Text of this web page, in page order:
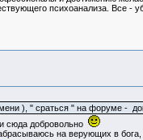
психоанализа. Все -
), " сраться " на форуме -
сюда добровольно
на верующих в